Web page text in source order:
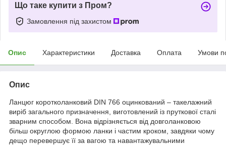
Що таке купити з Пром?
Замовлення під захистом
Опис Характеристики Доставка Оплата Умови
Опис
Ланцюг коротколанковий DIN 766 оцинкований – такелажний
виріб загального призначення, виготовлений із пруткової сталі
зварним способом. Вона відрізняється від довголанковою
більш округлою формою ланки і частим кроком, завдяки чому
дещо перевершує її за вагою та навантажувальними